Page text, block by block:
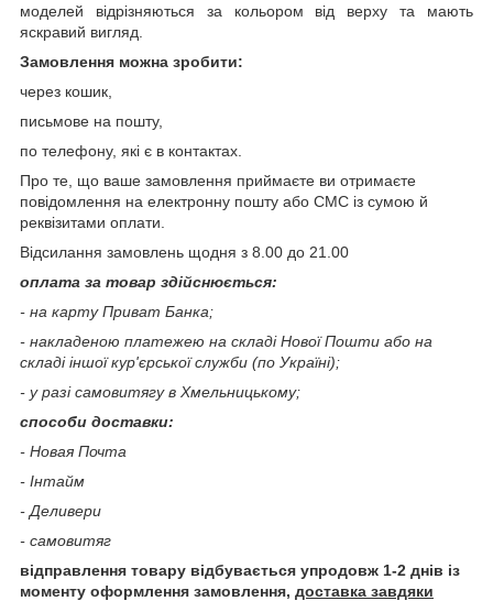
моделей відрізняються за кольором від верху та мають
яскравий вигляд.
Замовлення можна зробити:
через кошик,
письмове на пошту,
по телефону, які є в контактах.
Про те, що ваше замовлення приймаєте ви отримаєте
повідомлення на електронну пошту або СМС із сумою й
реквізитами оплати.
Відсилання замовлень щодня з 8.00 до 21.00
оплата за товар здійснюється:
- на карту Приват Банка;
- накладеною платежею на складі Нової Пошти або на
складі іншої кур'єрської служби (по Україні);
- у разі самовитягу в Хмельницькому;
способи доставки:
- Новая Почта
- Інтайм
- Деливери
- самовитяг
відправлення товару відбувається упродовж 1-2 днів із
моменту оформлення замовлення, доставка завдяки